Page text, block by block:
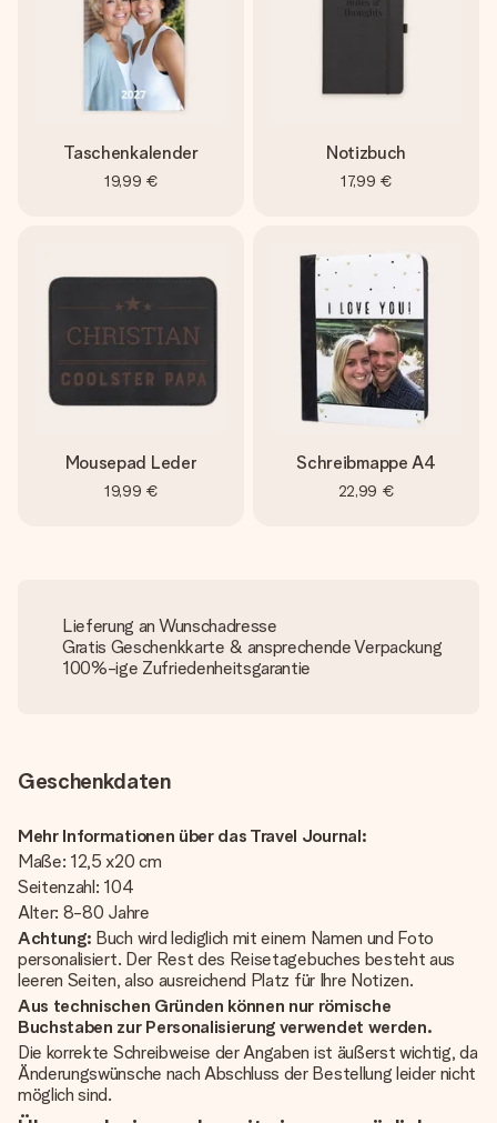
Taschenkalender
19,99 €
Notizbuch
17,99 €
Mousepad Leder
19,99 €
Schreibmappe A4
22,99 €
Lieferung an Wunschadresse
Gratis Geschenkkarte & ansprechende Verpackung
100%-ige Zufriedenheitsgarantie
Geschenkdaten
Mehr Informationen über das Travel Journal:
Maße: 12,5 x20 cm
Seitenzahl: 104
Alter: 8-80 Jahre
Achtung: Buch wird lediglich mit einem Namen und Foto
personalisiert. Der Rest des Reisetagebuches besteht aus
leeren Seiten, also ausreichend Platz für Ihre Notizen.
Aus technischen Gründen können nur römische
Buchstaben zur Personalisierung verwendet werden.
Die korrekte Schreibweise der Angaben ist äußerst wichtig, da
Änderungswünsche nach Abschluss der Bestellung leider nicht
möglich sind.